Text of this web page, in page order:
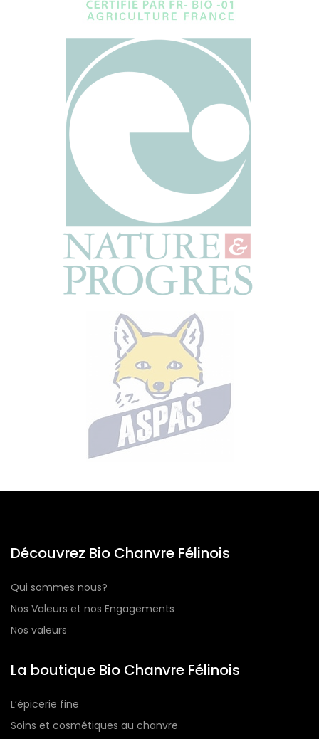
Découvrez Bio Chanvre Félinois
Qui sommes nous?
Nos Valeurs et nos Engagements
Nos valeurs
La boutique Bio Chanvre Félinois
L’épicerie fine
Soins et cosmétiques au chanvre